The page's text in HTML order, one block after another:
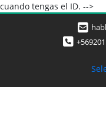
cuando tengas el ID. -->